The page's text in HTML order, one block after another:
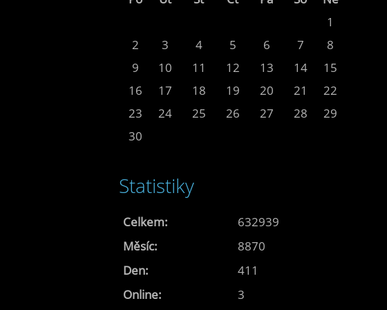
1
2
3 4 5 6 7
8
9
10 11 12 13 14
15
16
17 18 19 20 21
22
23
24 25 26 27 28
29
30
Statistiky
Online: 3
Celkem:
632939
Měsíc:
8870
Den:
411